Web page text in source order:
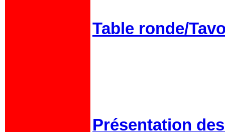
Table ronde/
Présentation